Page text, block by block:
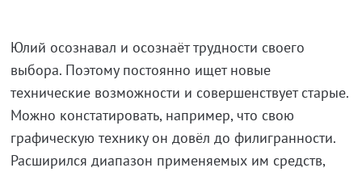
Юлий осознавал и осознаёт трудности своего
выбора. Поэтому постоянно ищет новые
технические возможности и совершенствует старые.
Можно констатировать, например, что свою
графическую технику он довёл до филигранности.
Расширился диапазон применяемых им средств,